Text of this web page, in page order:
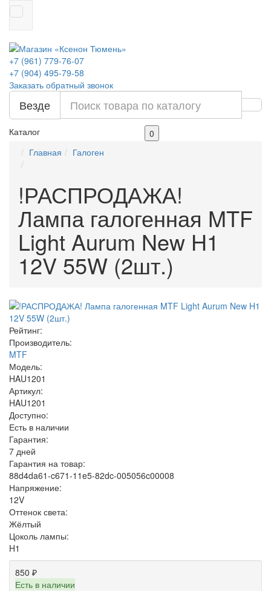
+7 (961) 779-76-07
+7 (904) 495-79-58
Заказать обратный звонок
Везде
Каталог
0
Главная
Галоген
!РАСПРОДАЖА!
Лампа галогенная MTF
Light Aurum New H1
12V 55W (2шт.)
Рейтинг:
Производитель:
MTF
Модель:
HAU1201
Артикул:
HAU1201
Доступно:
Есть в наличии
Гарантия:
7 дней
Гарантия на товар:
88d4da61-c671-11e5-82dc-005056c00008
Напряжение:
12V
Оттенок света:
Жёлтый
Цоколь лампы:
H1
850 ₽
Есть в наличии